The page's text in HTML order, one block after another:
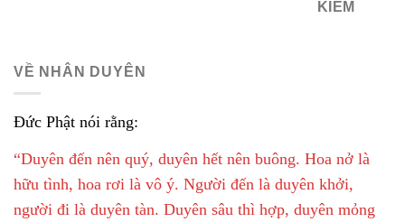
KIẾM
VỀ NHÂN DUYÊN
Đức Phật nói rằng:
“Duyên đến nên quý, duyên hết nên buông. Hoa nở là
hữu tình, hoa rơi là vô ý. Người đến là duyên khởi,
người đi là duyên tàn. Duyên sâu thì hợp, duyên mỏng